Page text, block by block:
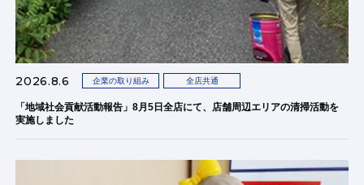
2026.8.6 企業の取り組み 全店共通
「地域社会貢献活動報告」8月5日全店にて、店舗周辺エリアの清掃活動を
実施しました